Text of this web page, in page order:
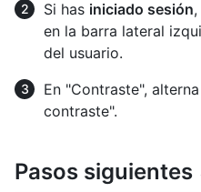
Si has iniciado sesión
en la barra lateral
del usuario.
En "Contraste",
contraste".
Pasos siguientes